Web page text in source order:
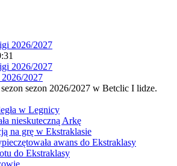
2027
sezon 2026/2027 w Betclic I lidze.
w Legnicy
nieskuteczną Arkę
na grę w Ekstraklasie
awans do Ekstraklasy
do Ekstraklasy